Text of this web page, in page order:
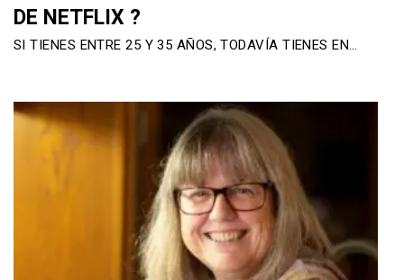
DE NETFLIX ?
SI TIENES ENTRE 25 Y 35 AÑOS, TODAVÍA TIENES EN…